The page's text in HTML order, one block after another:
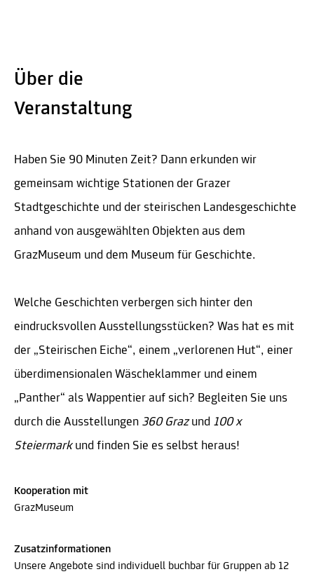
Über die
Veranstaltung
Haben Sie 90 Minuten Zeit? Dann erkunden wir
gemeinsam wichtige Stationen der Grazer
Stadtgeschichte und der steirischen Landesgeschichte
anhand von ausgewählten Objekten aus dem
GrazMuseum und dem Museum für Geschichte.
Welche Geschichten verbergen sich hinter den
eindrucksvollen Ausstellungsstücken? Was hat es mit
der „Steirischen Eiche“, einem „verlorenen Hut“, einer
überdimensionalen Wäscheklammer und einem
„Panther“ als Wappentier auf sich? Begleiten Sie uns
durch die Ausstellungen 360 Grazund 100 x
Steiermarkund finden Sie es selbst heraus!
Kooperation mit
GrazMuseum
Zusatzinformationen
Unsere Angebote sind individuell buchbar für Gruppen ab 12